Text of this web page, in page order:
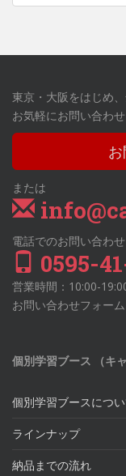
東京・大阪をはじめ
お気軽にお問い合わ
または
電話でのお問い合わせ
0595-
営業時間：10:00-
お問い合わせフォー
個別学習ブース （キ
個別学習ブースにつ
ラインナップ
納品までの流れ